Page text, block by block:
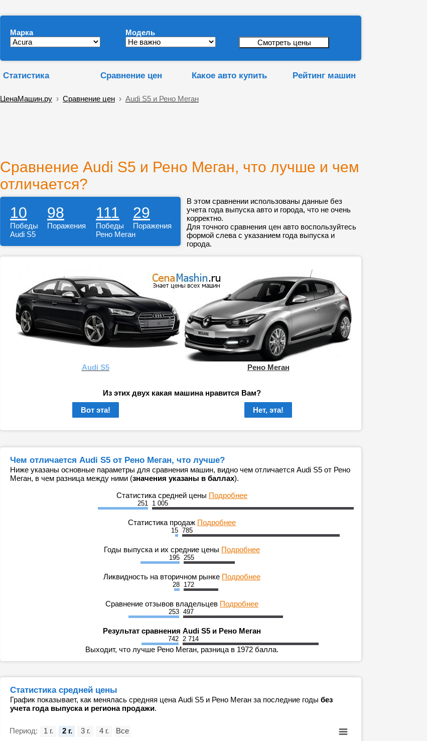
Марка Модель
Статистика Сравнение цен Какое авто купить Рейтинг машин
ЦенаМашин.ру › Сравнение цен › Audi S5 и Рено Меган
Сравнение Audi S5 и Рено Меган, что лучше и чем
отличается?
10 98 111 29
Победы Поражения Победы
Поражения
Audi S5
Рено Меган
В этом сравнении использованы данные без
учета года выпуска авто и города, что не очень
корректно.
Для точного сравнения цен авто воспользуйтесь
формой слева с указанием года выпуска и
города.
Audi S5 Рено Меган
Из этих двух какая машина нравится Вам?
Вот эта!
Нет, эта!
Чем отличается Audi S5 от Рено Меган, что лучше?
Ниже указаны основные параметры для сравнения машин, видно чем отличается Audi S5 от Рено
Меган, в чем разница между ними (значения указаны в баллах).
Статистика средней цены Подробнее
251 1 005
Статистика продаж Подробнее
15 785
Годы выпуска и их средние цены Подробнее
195 255
Ликвидность на вторичном рынке Подробнее
28 172
Сравнение отзывов владельцев Подробнее
253 497
Результат сравнения Audi S5 и Рено Меган
742 2 714
Выходит, что лучше Рено Меган, разница в 1972 балла.
Статистика средней цены
График показывает, как менялась средняя цена Audi S5 и Рено Меган за последние годы без
учета года выпуска и региона продажи.
Период: 1 г. 2 г. 3 г. 4 г. Все